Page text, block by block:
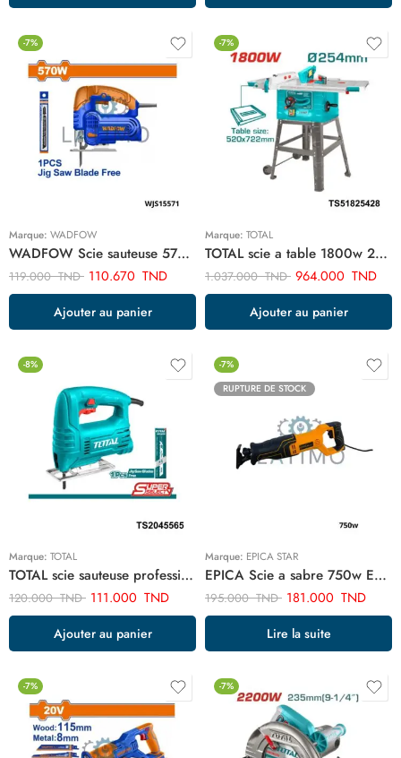
-7%
Marque: WADFOW
WADFOW Scie sauteuse 570w + 1 lame WJS15571
119.000TND 110.670 TND
Ajouter au panier
-7%
Marque: TOTAL
TOTAL scie a table 1800w 254mm TS51825428
1.037.000TND 964.000 TND
Ajouter au panier
-8%
Marque: TOTAL
TOTAL scie sauteuse professionnel 400w TS2045565
120.000TND 111.000 TND
Ajouter au panier
-7%
RUPTURE DE STOCK
Marque: EPICA STAR
EPICA Scie a sabre 750w EP10924
195.000TND 181.000 TND
Lire la suite
-7% -7%